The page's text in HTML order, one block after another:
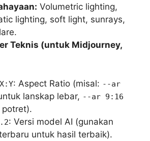
Volumetric lighting,
lighting, soft light, sunrays,
Teknis (untuk Midjourney,
: Aspect Ratio (misal: --ar
lanskap lebar, --ar 9:16
potret).
: Versi model AI (gunakan
untuk hasil terbaik).